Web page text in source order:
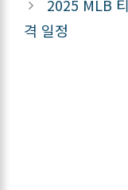
2025 MLB
격 일정